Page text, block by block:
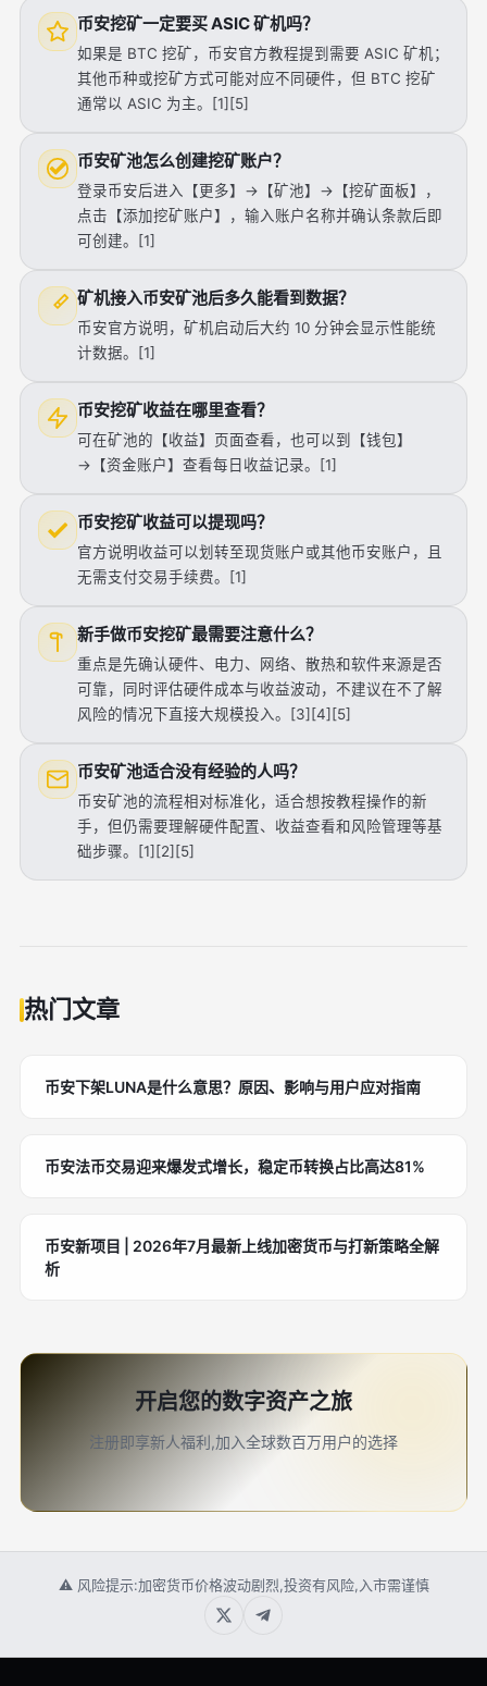
币安挖矿一定要买 ASIC 矿机吗？
如果是 BTC 挖矿，币安官方教程提到需要 ASIC 矿机；
其他币种或挖矿方式可能对应不同硬件，但 BTC 挖矿
通常以 ASIC 为主。[1][5]
币安矿池怎么创建挖矿账户？
登录币安后进入【更多】→【矿池】→【挖矿面板】，
点击【添加挖矿账户】，输入账户名称并确认条款后即
可创建。[1]
矿机接入币安矿池后多久能看到数据？
币安官方说明，矿机启动后大约 10 分钟会显示性能统
计数据。[1]
币安挖矿收益在哪里查看？
可在矿池的【收益】页面查看，也可以到【钱包】
→【资金账户】查看每日收益记录。[1]
币安挖矿收益可以提现吗？
官方说明收益可以划转至现货账户或其他币安账户，且
无需支付交易手续费。[1]
新手做币安挖矿最需要注意什么？
重点是先确认硬件、电力、网络、散热和软件来源是否
可靠，同时评估硬件成本与收益波动，不建议在不了解
风险的情况下直接大规模投入。[3][4][5]
币安矿池适合没有经验的人吗？
币安矿池的流程相对标准化，适合想按教程操作的新
手，但仍需要理解硬件配置、收益查看和风险管理等基
础步骤。[1][2][5]
热门文章
币安下架LUNA是什么意思？原因、影响与用户应对指南
币安法币交易迎来爆发式增长，稳定币转换占比高达81%
币安新项目 | 2026年7月最新上线加密货币与打新策略全解
析
开启您的数字资产之旅
注册即享新人福利,加入全球数百万用户的选择
⚠ 风险提示:加密货币价格波动剧烈,投资有风险,入市需谨慎